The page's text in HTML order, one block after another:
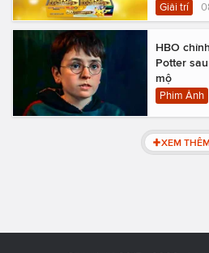
Giải trí
HBO
Potter
mộ
Phim Ảnh
XEM